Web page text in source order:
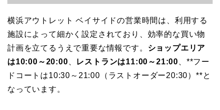
横浜アウトレット ベイサイドの営業時間は、利用する
施設によって細かく設定されており、効率的な買い物
計画を立てるうえで重要な情報です。 ショップエリア
は10:00～20:00
レストランは11:00～21:00 、**フー
ドコートは10:30～21:00（ラストオーダー20:30）**と
なっています。